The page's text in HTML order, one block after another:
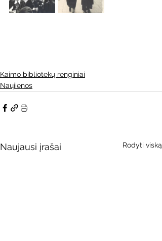
Kaimo bibliotekų renginiai
Naujienos
Naujausi įrašai Rodyti viską